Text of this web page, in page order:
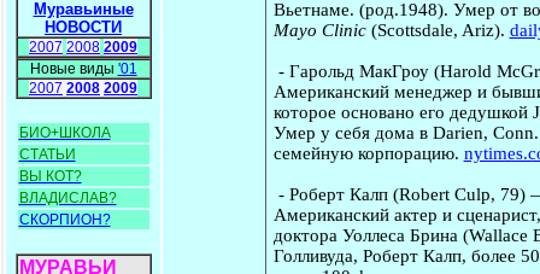
Муравьиные
НОВОСТИ
2007 2008 2009
Новые виды '01
2007 2008 2009
БИО+ШКОЛА
СТАТЬИ
ВЫ КОТ?
ВЛАДИСЛАВ?
СКОРПИОН?
МУРАВЬИ
Вьетнаме. (род.1948). Умер от
Mayo Clinic (Scottsdale, Ariz).
- Гарольд МакГроу(Harold
Американский менеджер и
которое основано его дедушкой
Умер у себя дома в Darien,
семейную корпорацию.
- Роберт Калп (Robert Culp, 79)
Американский актер и
доктора Уоллеса Брина (Wallace
Голливуда, Роберт Калп, более